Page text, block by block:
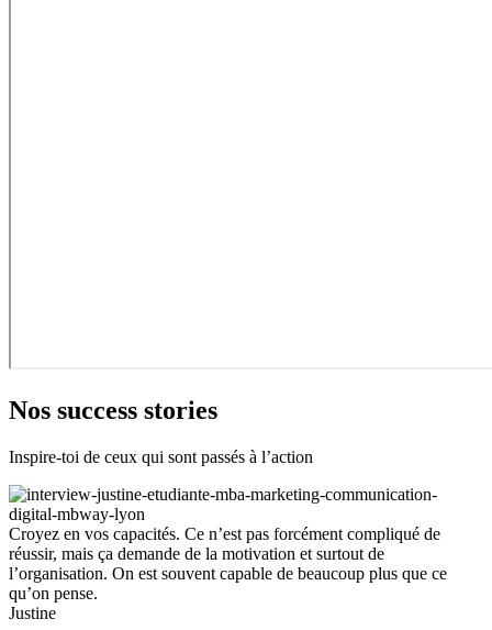
Nos success stories
Inspire-toi de ceux qui sont passés à l’action
Croyez en vos capacités. Ce n’est pas forcément compliqué de
réussir, mais ça demande de la motivation et surtout de
l’organisation. On est souvent capable de beaucoup plus que ce
qu’on pense.
Justine